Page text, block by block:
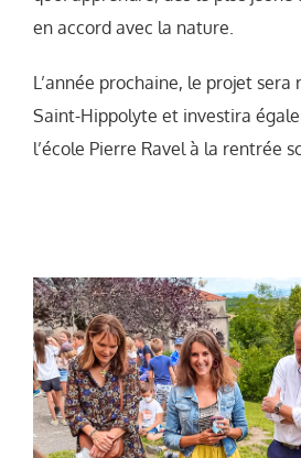
en accord avec la nature.
L’année prochaine, le projet sera
Saint-Hippolyte et investira
l’école Pierre Ravel à la rentrée